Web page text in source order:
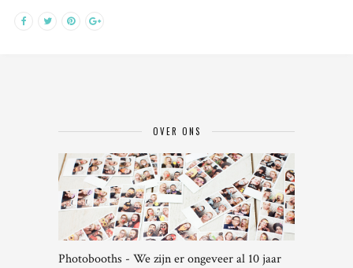
OVER ONS
Photobooths - We zijn er ongeveer al 10 jaar